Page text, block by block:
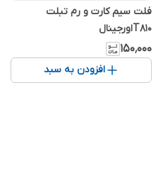
فلت سیم کارت و رم تبلت
T810اورجینال
۱۵۰٬۰۰۰
افزودن به سبد